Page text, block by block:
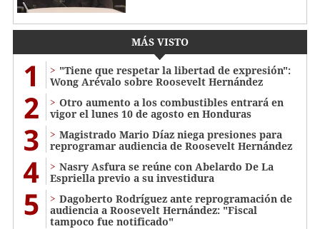
MÁS VISTO
1
"Tiene que respetar la libertad de expresión":
Wong Arévalo sobre Roosevelt Hernández
2
Otro aumento a los combustibles entrará en
vigor el lunes 10 de agosto en Honduras
3
Magistrado Mario Díaz niega presiones para
reprogramar audiencia de Roosevelt Hernández
4
Nasry Asfura se reúne con Abelardo De La
Espriella previo a su investidura
5
Dagoberto Rodríguez ante reprogramación de
audiencia a Roosevelt Hernández: "Fiscal
tampoco fue notificado"